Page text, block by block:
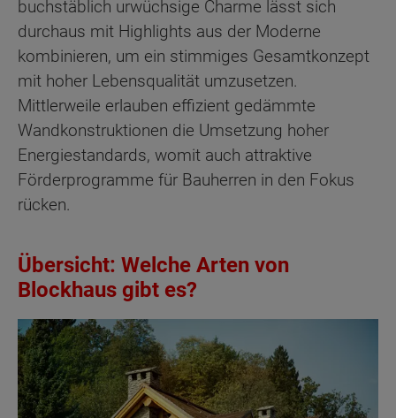
buchstäblich urwüchsige Charme lässt sich
durchaus mit Highlights aus der Moderne
kombinieren, um ein stimmiges Gesamtkonzept
mit hoher Lebensqualität umzusetzen.
Mittlerweile erlauben effizient gedämmte
Wandkonstruktionen die Umsetzung hoher
Energiestandards, womit auch attraktive
Förderprogramme für Bauherren in den Fokus
rücken.
Übersicht: Welche Arten von
Blockhaus gibt es?